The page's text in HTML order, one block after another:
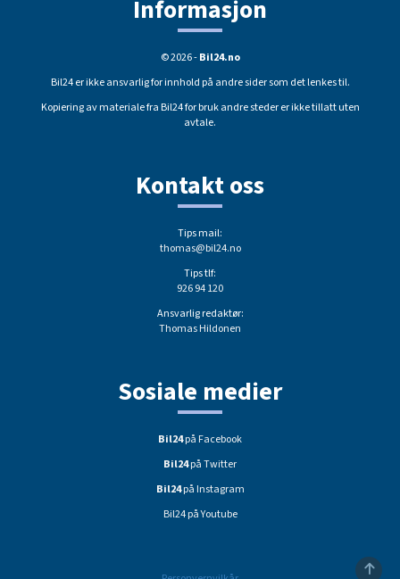
Informasjon
© 2026 -Bil24.no
Bil24 er ikke ansvarlig for innhold på andre sider som det lenkes til.
Kopiering av materiale fra Bil24 for bruk andre steder er ikke tillatt uten
avtale.
Kontakt oss
Tips mail:
thomas@bil24.no
Tips tlf:
926 94 120
Ansvarlig redaktør:
Thomas Hildonen
Sosiale medier
Bil24på Facebook
Bil24på Twitter
Bil24på Instagram
Bil24 på Youtube